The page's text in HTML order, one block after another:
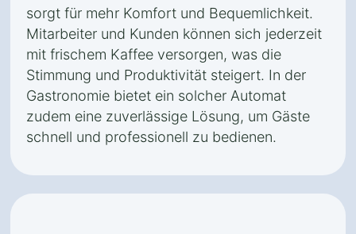
sorgt für mehr Komfort und Bequemlichkeit.
Mitarbeiter und Kunden können sich jederzeit
mit frischem Kaffee versorgen, was die
Stimmung und Produktivität steigert. In der
Gastronomie bietet ein solcher Automat
zudem eine zuverlässige Lösung, um Gäste
schnell und professionell zu bedienen.